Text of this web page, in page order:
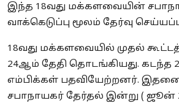
இந்த 18வது மக்களவையின்
வாக்கெடுப்பு மூலம் தேர்வு
18வது மக்களவையில் முதல்
24ஆம் தேதி தொடங்கியது. கடந்த 2
எம்பிக்கள் பதவியேற்றனர்.
சபாநாயகர் தேர்தல் இன்று ( ஜூன்